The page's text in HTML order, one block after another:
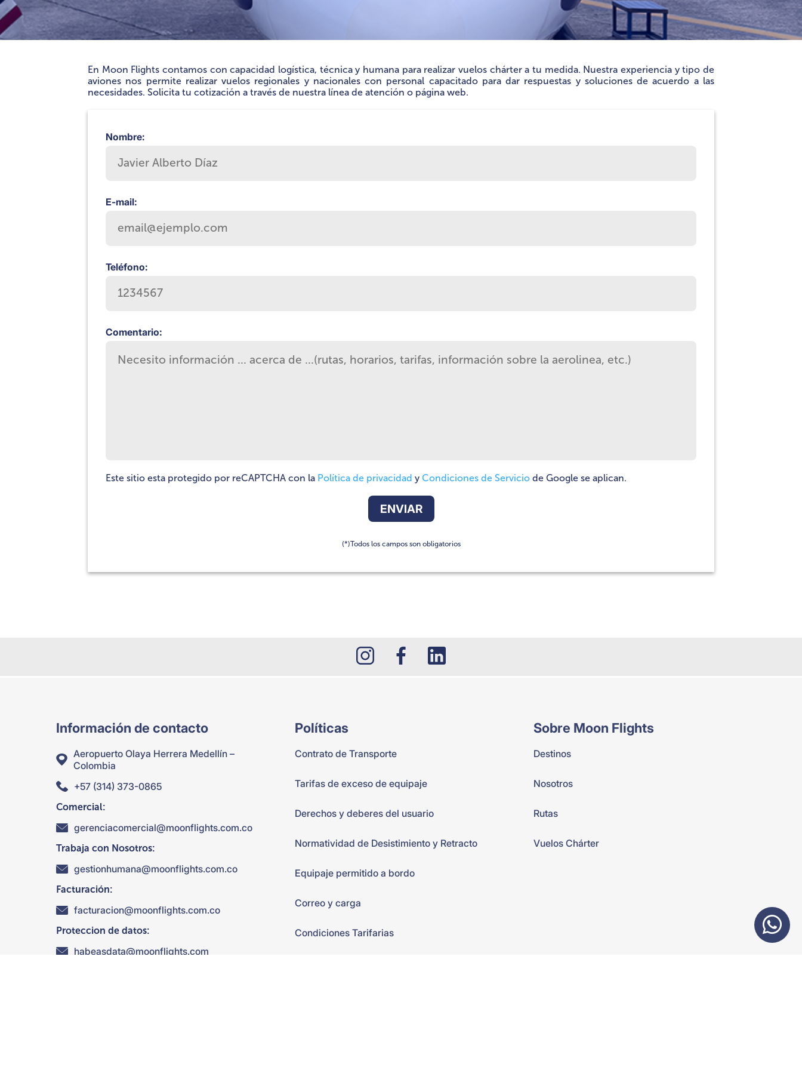
En Moon Flights contamos con capacidad logística, técnica y humana para realizar vuelos chárter a tu medida. Nuestra experiencia y tipo de
aviones nos permite realizar vuelos regionales y nacionales con personal capacitado para dar respuestas y soluciones de acuerdo a las
necesidades. Solicita tu cotización a través de nuestra línea de atención o página web.
Nombre:
E-mail:
Teléfono:
Comentario:
Este sitio esta protegido por reCAPTCHA con la Política de privacidad y Condiciones de Servicio de Google se aplican.
(*)Todos los campos son obligatorios
Información de contacto
Aeropuerto Olaya Herrera Medellín –
Colombia
+57 (314) 373-0865
Comercial:
gerenciacomercial@moonflights.com.co
Trabaja con Nosotros:
gestionhumana@moonflights.com.co
Facturación:
facturacion@moonflights.com.co
Proteccion de datos:
habeasdata@moonflights.com
Políticas
Contrato de Transporte
Tarifas de exceso de equipaje
Derechos y deberes del usuario
Normatividad de Desistimiento y Retracto
Equipaje permitido a bordo
Correo y carga
Condiciones Tarifarias
Sobre Moon Flights
Destinos
Nosotros
Rutas
Vuelos Chárter